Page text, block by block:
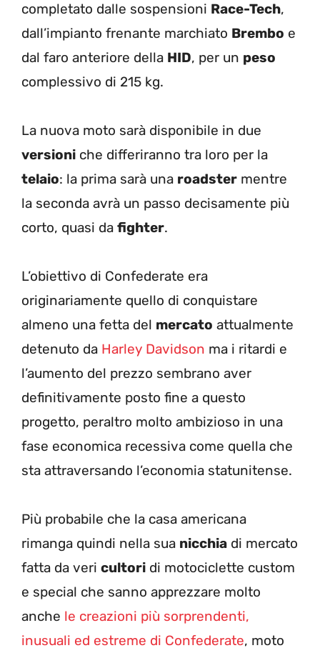
completato dalle sospensioni Race-Tech,
dall’impianto frenante marchiato Brembo e
dal faro anteriore della HID, per un peso
complessivo di 215 kg.
La nuova moto sarà disponibile in due
versioni che differiranno tra loro per la
telaio: la prima sarà una roadster mentre
la seconda avrà un passo decisamente più
corto, quasi da fighter.
L’obiettivo di Confederate era
originariamente quello di conquistare
almeno una fetta del mercato attualmente
detenuto da Harley Davidson ma i ritardi e
l’aumento del prezzo sembrano aver
definitivamente posto fine a questo
progetto, peraltro molto ambizioso in una
fase economica recessiva come quella che
sta attraversando l’economia statunitense.
Più probabile che la casa americana
rimanga quindi nella sua nicchia di mercato
fatta da veri cultori di motociclette custom
e special che sanno apprezzare molto
anche le creazioni più sorprendenti,
inusuali ed estreme di Confederate, moto